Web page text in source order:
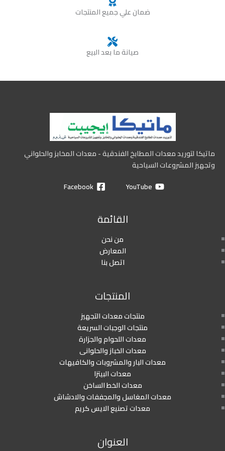
ضمان علي جميع المنتجات
صيانة ما بعد البيع
ماتيكا لتوريد معدات المطابخ الفندقية - معدات المخابز والحلواني
وتجهيز المشروعات السياحية
YouTube
Facebook
القائمة
من نحن
المعارض
اتصل بنا
المنتجات
منتجات معدات التجهيز
منتجات الوجبات السريعة
معدات اللحوام والجزارة
معدات الخباز والحلوانى
معدات البار والمشروبات والكافيهات
معدات البيتزا
معدات الخط الساخن
معدات المغاسل والمجففات والادشاش
معدات تصنيع الايس كريم
العنوان